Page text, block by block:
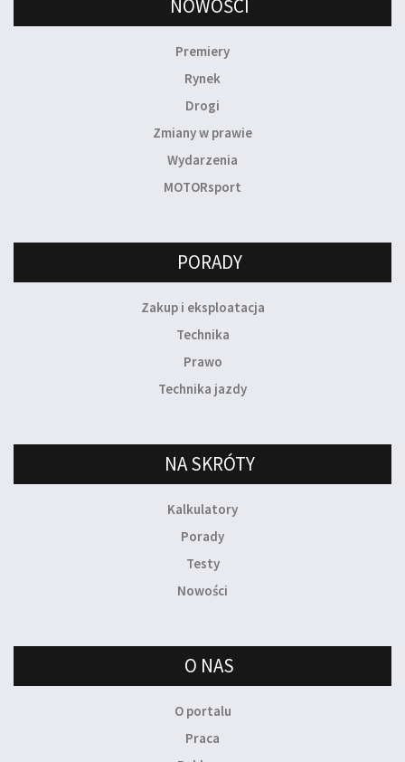
NOWOŚCI
Premiery
Rynek
Drogi
Zmiany w prawie
Wydarzenia
MOTORsport
PORADY
Zakup i eksploatacja
Technika
Prawo
Technika jazdy
NA SKRÓTY
Kalkulatory
Porady
Testy
Nowości
O NAS
O portalu
Praca